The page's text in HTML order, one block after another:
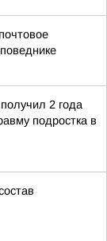
2 года
подростка в